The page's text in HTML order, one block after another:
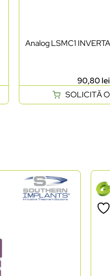
Analog LSMC1
90,80 lei
SOLICITĂ